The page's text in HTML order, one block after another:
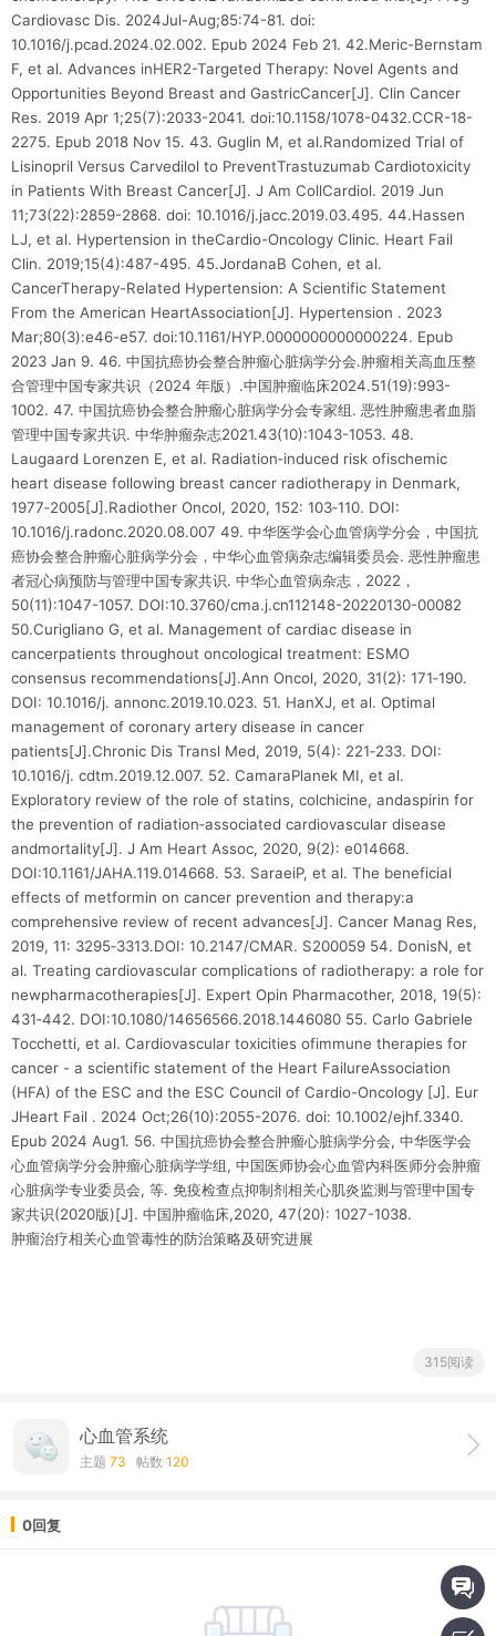
Cardiovasc Dis. 2024Jul-Aug;85:74-81. doi:
10.1016/j.pcad.2024.02.002. Epub 2024 Feb 21. 42.Meric-Bernstam
F, et al. Advances inHER2-Targeted Therapy: Novel Agents and
Opportunities Beyond Breast and GastricCancer[J]. Clin Cancer
Res. 2019 Apr 1;25(7):2033-2041. doi:10.1158/1078-0432.CCR-18-
2275. Epub 2018 Nov 15. 43. Guglin M, et al.Randomized Trial of
Lisinopril Versus Carvedilol to PreventTrastuzumab Cardiotoxicity
in Patients With Breast Cancer[J]. J Am CollCardiol. 2019 Jun
11;73(22):2859-2868. doi: 10.1016/j.jacc.2019.03.495. 44.Hassen
LJ, et al. Hypertension in theCardio-Oncology Clinic. Heart Fail
Clin. 2019;15(4):487-495. 45.JordanaB Cohen, et al.
CancerTherapy-Related Hypertension: A Scientific Statement
From the American HeartAssociation[J]. Hypertension . 2023
Mar;80(3):e46-e57. doi:10.1161/HYP.0000000000000224. Epub
2023 Jan 9. 46. 中国抗癌协会整合肿瘤心脏病学分会.肿瘤相关高血压整
合管理中国专家共识（2024 年版）.中国肿瘤临床2024.51(19):993-
1002. 47. 中国抗癌协会整合肿瘤心脏病学分会专家组. 恶性肿瘤患者血脂
管理中国专家共识. 中华肿瘤杂志2021.43(10):1043-1053. 48.
Laugaard Lorenzen E, et al. Radiation‑induced risk ofischemic
heart disease following breast cancer radiotherapy in Denmark,
1977‑2005[J].Radiother Oncol, 2020, 152: 103‑110. DOI:
10.1016/j.radonc.2020.08.007 49. 中华医学会心血管病学分会，中国抗
癌协会整合肿瘤心脏病学分会，中华心血管病杂志编辑委员会. 恶性肿瘤患
者冠心病预防与管理中国专家共识. 中华心血管病杂志，2022，
50(11):1047-1057. DOI:10.3760/cma.j.cn112148-20220130-00082
50.Curigliano G, et al. Management of cardiac disease in
cancerpatients throughout oncological treatment: ESMO
consensus recommendations[J].Ann Oncol, 2020, 31(2): 171‑190.
DOI: 10.1016/j. annonc.2019.10.023. 51. HanXJ, et al. Optimal
management of coronary artery disease in cancer
patients[J].Chronic Dis Transl Med, 2019, 5(4): 221‑233. DOI:
10.1016/j. cdtm.2019.12.007. 52. CamaraPlanek MI, et al.
Exploratory review of the role of statins, colchicine, andaspirin for
the prevention of radiation‑associated cardiovascular disease
andmortality[J]. J Am Heart Assoc, 2020, 9(2): e014668.
DOI:10.1161/JAHA.119.014668. 53. SaraeiP, et al. The beneficial
effects of metformin on cancer prevention and therapy:a
comprehensive review of recent advances[J]. Cancer Manag Res,
2019, 11: 3295‑3313.DOI: 10.2147/CMAR. S200059 54. DonisN, et
al. Treating cardiovascular complications of radiotherapy: a role for
newpharmacotherapies[J]. Expert Opin Pharmacother, 2018, 19(5):
431‑442. DOI:10.1080/14656566.2018.1446080 55. Carlo Gabriele
Tocchetti, et al. Cardiovascular toxicities ofimmune therapies for
cancer - a scientific statement of the Heart FailureAssociation
(HFA) of the ESC and the ESC Council of Cardio-Oncology [J]. Eur
JHeart Fail . 2024 Oct;26(10):2055-2076. doi: 10.1002/ejhf.3340.
Epub 2024 Aug1. 56. 中国抗癌协会整合肿瘤心脏病学分会, 中华医学会
心血管病学分会肿瘤心脏病学学组, 中国医师协会心血管内科医师分会肿瘤
心脏病学专业委员会, 等. 免疫检查点抑制剂相关心肌炎监测与管理中国专
家共识(2020版)[J]. 中国肿瘤临床,2020, 47(20): 1027-1038.
肿瘤治疗相关心血管毒性的防治策略及研究进展
315阅读
心血管系统
主题 73 帖数 120
0回复